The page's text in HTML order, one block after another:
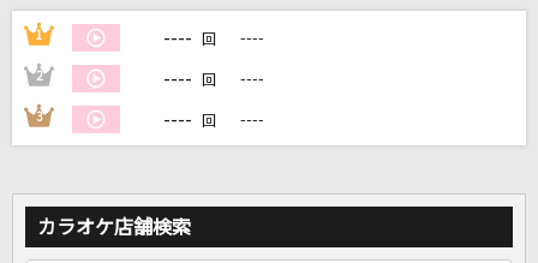
1 ---- 回 ----
2 ---- 回 ----
3 ---- 回 ----
カラオケ店舗検索